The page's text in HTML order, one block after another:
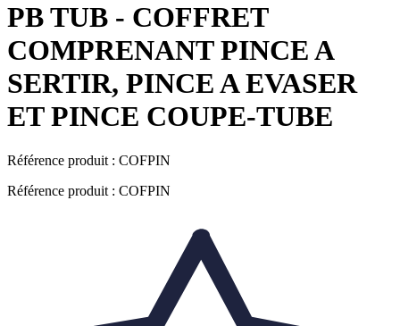
PB TUB - COFFRET
COMPRENANT PINCE A
SERTIR, PINCE A EVASER
ET PINCE COUPE-TUBE
Référence produit : COFPIN
Référence produit : COFPIN